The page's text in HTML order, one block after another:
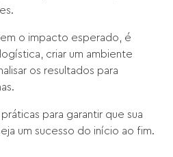
o impacto esperado, é
criar um ambiente
os resultados para
para garantir que sua
um sucesso do início ao fim.